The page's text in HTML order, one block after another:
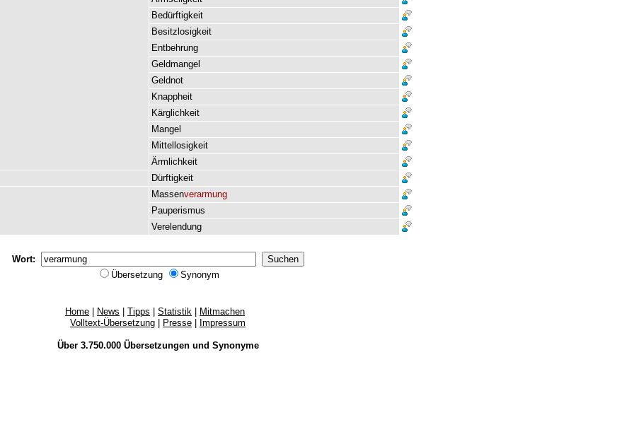
Bedürftigkeit
Besitzlosigkeit
Entbehrung
Geldmangel
Geldnot
Knappheit
Kärglichkeit
Mangel
Mittellosigkeit
Ärmlichkeit
Dürftigkeit
Massenverarmung
Pauperismus
Verelendung
Wort:
Übersetzung
Synonym
Home News Tipps Statistik
Mitmachen
Volltext-Übersetzung
Presse Impressum
Über 3.750.000 Übersetzungenund Synonyme